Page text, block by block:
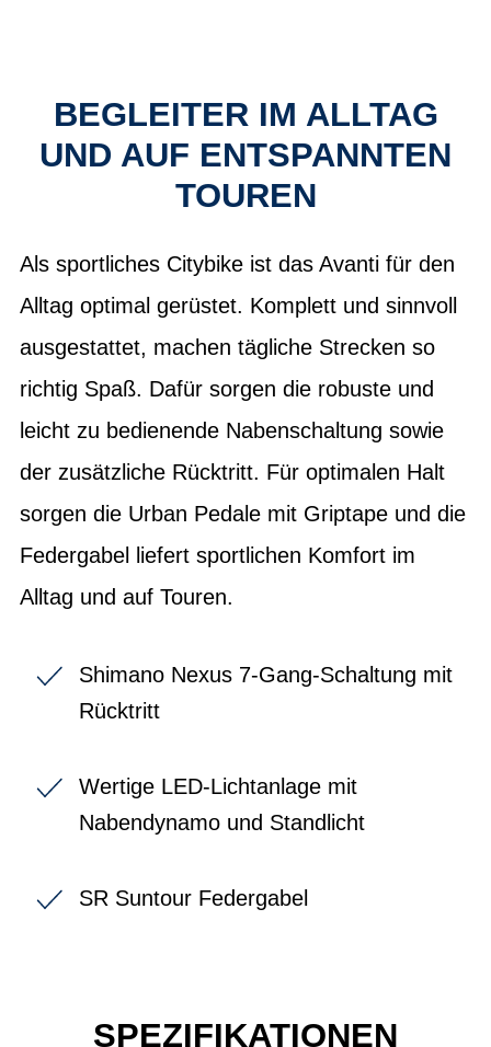
BEGLEITER IM ALLTAG
UND AUF ENTSPANNTEN
TOUREN
Als sportliches Citybike ist das Avanti für den
Alltag optimal gerüstet. Komplett und sinnvoll
ausgestattet, machen tägliche Strecken so
richtig Spaß. Dafür sorgen die robuste und
leicht zu bedienende Nabenschaltung sowie
der zusätzliche Rücktritt. Für optimalen Halt
sorgen die Urban Pedale mit Griptape und die
Federgabel liefert sportlichen Komfort im
Alltag und auf Touren.
Shimano Nexus 7-Gang-Schaltung mit
Rücktritt
Wertige LED-Lichtanlage mit
Nabendynamo und Standlicht
SR Suntour Federgabel
SPEZIFIKATIONEN